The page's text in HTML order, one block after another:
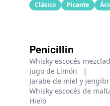
Clásico Picante
Penicillin
Whisky escocés
Jugo de Limón
|
Jarabe de miel y
Whisky escocés de
Hielo